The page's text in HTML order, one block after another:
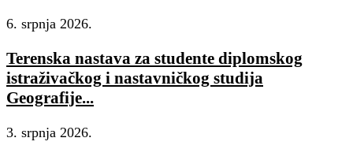
9L0-012
CCA-500
MB2-707
EX300
6. srpnja 2026.
Terenska nastava za studente diplomskog
istraživačkog i nastavničkog studija
Geografije...
3. srpnja 2026.